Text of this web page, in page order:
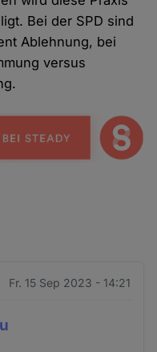
Bei der SPD sind
Ablehnung, bei
versus
Fr. 15 Sep 2023 - 14:21